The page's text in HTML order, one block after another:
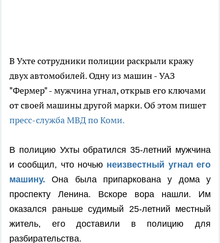
В Ухте сотрудники полиции раскрыли кражу
двух автомобилей. Одну из машин - УАЗ
"Фермер" - мужчина угнал, открыв его ключами
от своей машины другой марки. Об этом пишет
пресс-служба МВД по Коми.
В полицию Ухты обратился 35-летний мужчина
и сообщил, что ночью неизвестный угнал его
машину. Она была припаркована у дома у
проспекту Ленина. Вскоре вора нашли. Им
оказался раньше судимый 25-летний местный
житель, его доставили в полицию для
разбирательства.